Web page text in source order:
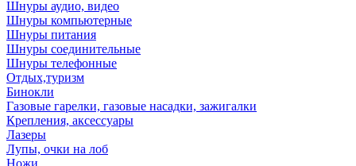
Шнуры аудио, видео
Шнуры компьютерные
Шнуры питания
Шнуры соединительные
Шнуры телефонные
Отдых,туризм
Бинокли
Газовые гарелки, газовые насадки, зажигалки
Крепления, аксессуары
Лазеры
Лупы, очки на лоб
Ножи